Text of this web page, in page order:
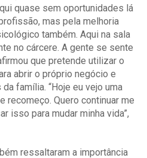
quase sem oportunidades lá
mas pela melhoria
também. Aqui na sala
no cárcere. A gente se sente
que pretende utilizar o
abrir o próprio negócio e
família. “Hoje eu vejo uma
recomeço. Quero continuar me
isso para mudar minha vida”,
ressaltaram a importância